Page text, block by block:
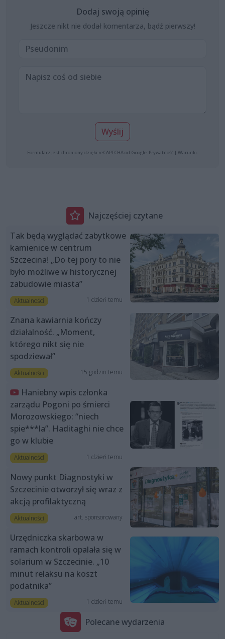
Dodaj swoją opinię
Jeszcze nikt nie dodał komentarza, bądź pierwszy!
Wyślij
Formularz jest chroniony dzięki reCAPTCHA od Google: Prywatność | Warunki
Najczęściej czytane
Tak będą wyglądać zabytkowe
kamienice w centrum
Szczecina! „Do tej pory to nie
było możliwe w historycznej
zabudowie miasta”
Aktualności 1 dzień temu
Znana kawiarnia kończy
działalność. „Moment,
którego nikt się nie
spodziewał”
Aktualności 15 godzin temu
Haniebny wpis członka
zarządu Pogoni po śmierci
Morozowskiego: “niech
spie***la”. Haditaghi nie chce
go w klubie
Aktualności 1 dzień temu
Nowy punkt Diagnostyki w
Szczecinie otworzył się wraz z
akcją profilaktyczną
Aktualności art. sponsorowany
Urzędniczka skarbowa w
ramach kontroli opalała się w
solarium w Szczecinie. „10
minut relaksu na koszt
podatnika”
Aktualności 1 dzień temu
Polecane wydarzenia